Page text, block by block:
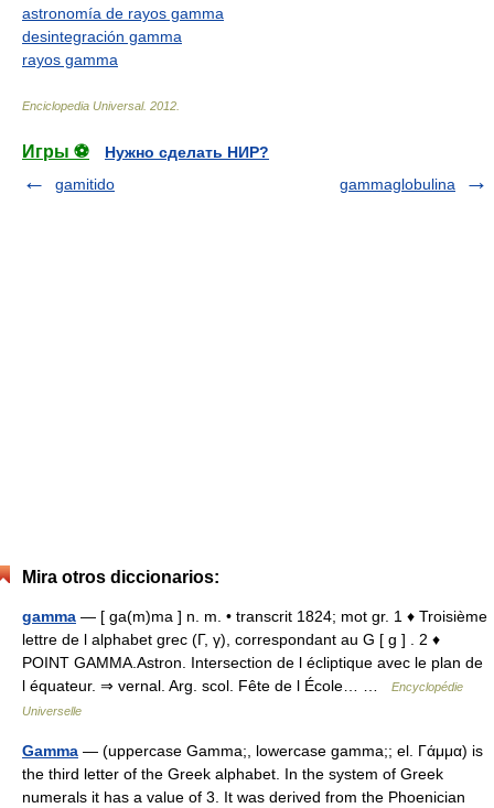
astronomía de rayos gamma
desintegración gamma
rayos gamma
Enciclopedia Universal. 2012
Игры ⚽
Нужно сделать НИР?
gamitido
gammaglobulina
Mira otros diccionarios:
gamma — [ ga(m)ma ] n. m. • transcrit 1824; mot gr. 1 ♦ Troisième
lettre de l alphabet grec (Γ, γ), correspondant au G [ g ] . 2 ♦
POINT GAMMA.Astron. Intersection de l écliptique avec le plan de
l équateur. ⇒ vernal. Arg. scol. Fête de l École… …
Encyclopédie
Universelle
Gamma — (uppercase Gamma;, lowercase gamma;; el. Γάμμα) is
the third letter of the Greek alphabet. In the system of Greek
numerals it has a value of 3. It was derived from the Phoenician